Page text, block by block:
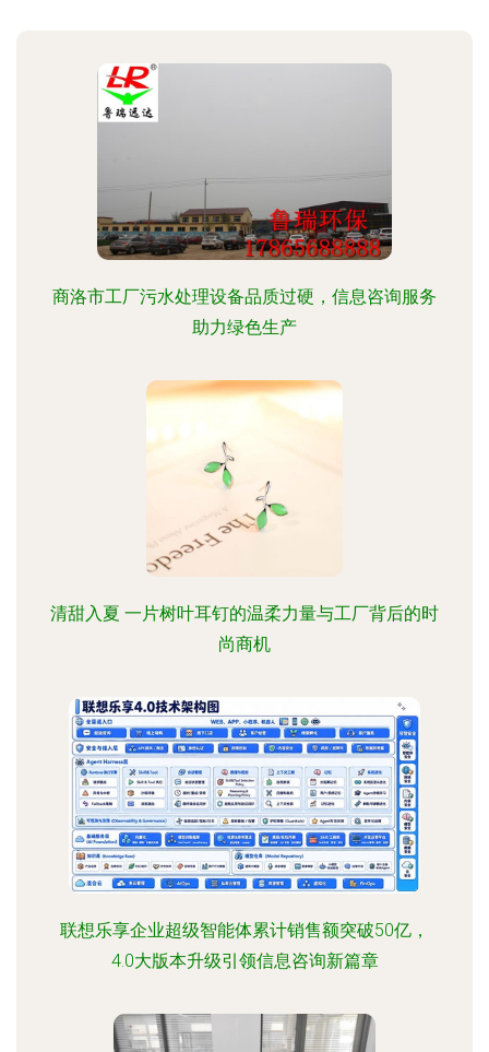
商洛市工厂污水处理设备品质过硬，信息咨询服务
助力绿色生产
清甜入夏 一片树叶耳钉的温柔力量与工厂背后的时
尚商机
联想乐享企业超级智能体累计销售额突破50亿，
4.0大版本升级引领信息咨询新篇章